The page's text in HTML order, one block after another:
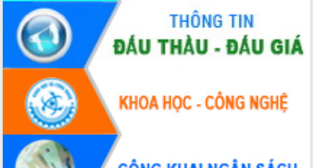
Tập huấn nâng cao năng lực triển khai
chuyển đổi số cho cán bộ, công chức
cấp xã
Đắk Lắk phát động hưởng ứng Ngày
Quyền của người tiêu dùng Việt Nam
Đẩy mạnh cải cách hành chính, quyết
tâm đạt được mục tiêu tăng trưởng
hai con số trong năm 2026
Tổ chức trang trọng Lễ hội Đền thờ
Lương Văn Chánh năm 2026